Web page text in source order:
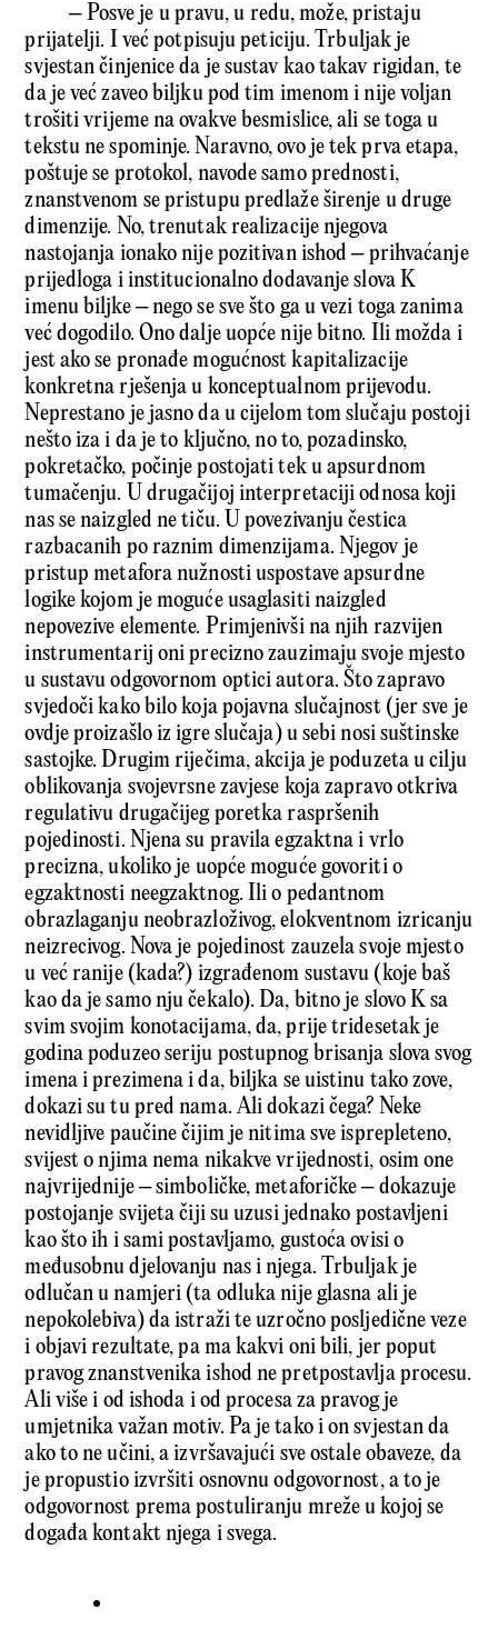
– Posve je u pravu, u redu, može, pristaju
prijatelji. I već potpisuju peticiju. Trbuljak je
svjestan činjenice da je sustav kao takav rigidan, te
da je već zaveo biljku pod tim imenom i nije voljan
trošiti vrijeme na ovakve besmislice, ali se toga u
tekstu ne spominje. Naravno, ovo je tek prva etapa,
poštuje se protokol, navode samo prednosti,
znanstvenom se pristupu predlaže širenje u druge
dimenzije. No, trenutak realizacije njegova
nastojanja ionako nije pozitivan ishod – prihvaćanje
prijedloga i institucionalno dodavanje slova K
imenu biljke – nego se sve što ga u vezi toga zanima
već dogodilo. Ono dalje uopće nije bitno. Ili možda i
jest ako se pronađe mogućnost kapitalizacije
konkretna rješenja u konceptualnom prijevodu.
Neprestano je jasno da u cijelom tom slučaju postoji
nešto iza i da je to ključno, no to, pozadinsko,
pokretačko, počinje postojati tek u apsurdnom
tumačenju. U drugačijoj interpretaciji odnosa koji
nas se naizgled ne tiču. U povezivanju čestica
razbacanih po raznim dimenzijama. Njegov je
pristup metafora nužnosti uspostave apsurdne
logike kojom je moguće usaglasiti naizgled
nepovezive elemente. Primjenivši na njih razvijen
instrumentarij oni precizno zauzimaju svoje mjesto
u sustavu odgovornom optici autora. Što zapravo
svjedoči kako bilo koja pojavna slučajnost (jer sve je
ovdje proizašlo iz igre slučaja) u sebi nosi suštinske
sastojke. Drugim riječima, akcija je poduzeta u cilju
oblikovanja svojevrsne zavjese koja zapravo otkriva
regulativu drugačijeg poretka raspršenih
pojedinosti. Njena su pravila egzaktna i vrlo
precizna, ukoliko je uopće moguće govoriti o
egzaktnosti neegzaktnog. Ili o pedantnom
obrazlaganju neobrazloživog, elokventnom izricanju
neizrecivog. Nova je pojedinost zauzela svoje mjesto
u već ranije (kada?) izgrađenom sustavu (koje baš
kao da je samo nju čekalo). Da, bitno je slovo K sa
svim svojim konotacijama, da, prije tridesetak je
godina poduzeo seriju postupnog brisanja slova svog
imena i prezimena i da, biljka se uistinu tako zove,
dokazi su tu pred nama. Ali dokazi čega? Neke
nevidljive paučine čijim je nitima sve isprepleteno,
svijest o njima nema nikakve vrijednosti, osim one
najvrijednije – simboličke, metaforičke – dokazuje
postojanje svijeta čiji su uzusi jednako postavljeni
kao što ih i sami postavljamo, gustoća ovisi o
međusobnu djelovanju nas i njega. Trbuljak je
odlučan u namjeri (ta odluka nije glasna ali je
nepokolebiva) da istraži te uzročno posljedične veze
i objavi rezultate, pa ma kakvi oni bili, jer poput
pravog znanstvenika ishod ne pretpostavlja procesu.
Ali više i od ishoda i od procesa za pravog je
umjetnika važan motiv. Pa je tako i on svjestan da
ako to ne učini, a izvršavajući sve ostale obaveze, da
je propustio izvršiti osnovnu odgovornost, a to je
odgovornost prema postuliranju mreže u kojoj se
događa kontakt njega i svega.